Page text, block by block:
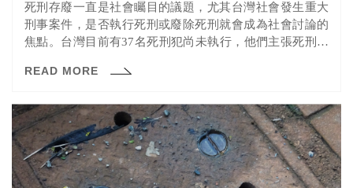
死刑存廢一直是社會矚目的議題，尤其台灣社會發生重大
刑事案件，是否執行死刑或廢除死刑就會成為社會討論的
焦點。台灣目前有37名死刑犯尚未執行，他們主張死刑違
聲請人中包含高齡72歲的王信福，為台灣最老的死囚；而
定讞至今，長達24年未執行槍決，也堪稱等待最久的死
囚。其中也不乏案情充滿疑點、長年受民間團體關注的案
件。 而憲法法庭的15名大法官中，由於蔡烱燉、蔡彩貞、
尤伯祥皆曾以法官或辯護人身分參與過部分聲請人相關案
件，因此主動迴避，此案審理大法官為12人。
READ MORE